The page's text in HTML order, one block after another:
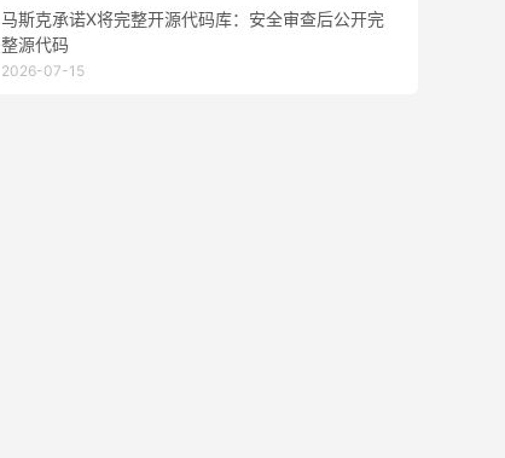
马斯克承诺X将完整开源代码库：安全审查后公开完
整源代码
2026-07-15